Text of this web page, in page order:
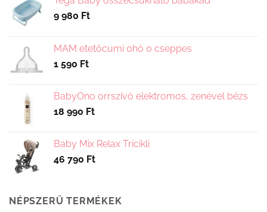
választhatók
ki
választhatók
9 980 Ft
MAM etetőcumi 0hó 0 cseppes
1 590 Ft
BabyOno orrszívó elektromos, zenével bézs
18 990 Ft
Baby Mix Relax Tricikli
46 790 Ft
NÉPSZERŰ TERMÉKEK